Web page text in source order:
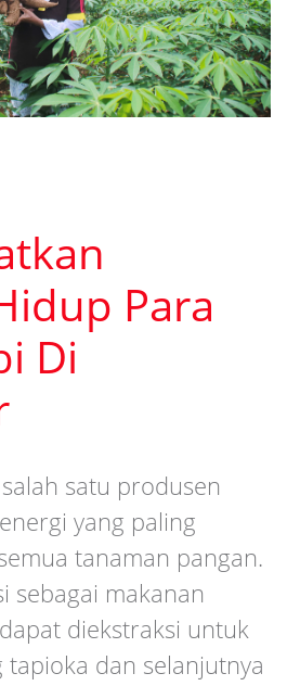
Para
Di
satu produsen
yang paling
tanaman pangan.
sebagai makanan
diekstraksi untuk
dan selanjutnya